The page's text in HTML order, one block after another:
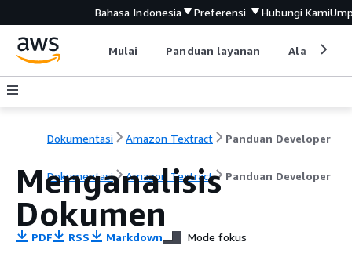
Bahasa Indonesia Preferensi Hubungi Kami
Mulai Panduan layanan Alat
Dokumentasi Amazon Textract Panduan Developer
Dokumentasi Amazon Textract Panduan Developer
Menganalisis
Dokumen
PDF RSS Markdown Mode fokus